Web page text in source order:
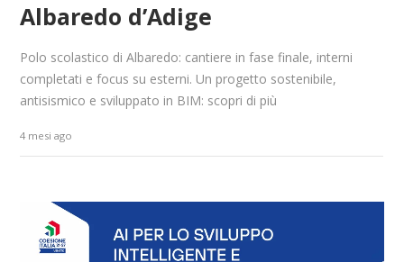
Albaredo d’Adige
Polo scolastico di Albaredo: cantiere in fase finale, interni
completati e focus su esterni. Un progetto sostenibile,
antisismico e sviluppato in BIM: scopri di più
4 mesi ago